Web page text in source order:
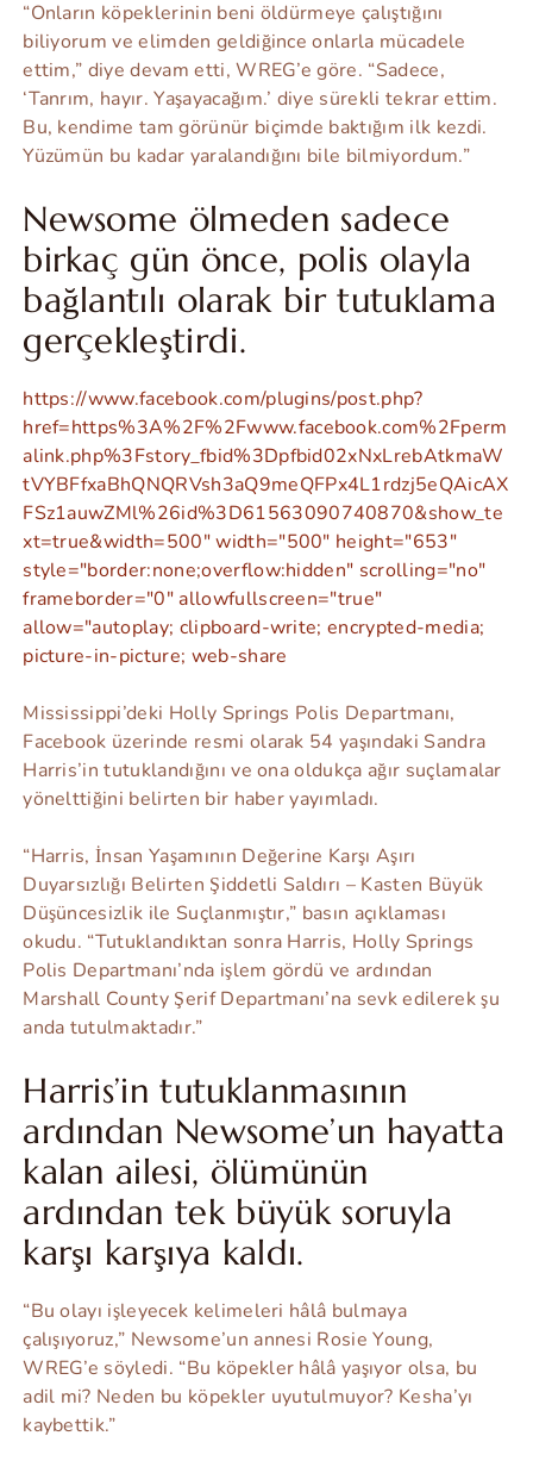
“Onların köpeklerinin beni öldürmeye çalıştığını
biliyorum ve elimden geldiğince onlarla mücadele
ettim,” diye devam etti, WREG’e göre. “Sadece,
‘Tanrım, hayır. Yaşayacağım.’ diye sürekli tekrar ettim.
Bu, kendime tam görünür biçimde baktığım ilk kezdi.
Yüzümün bu kadar yaralandığını bile bilmiyordum.”
Newsome ölmeden sadece
birkaç gün önce, polis olayla
bağlantılı olarak bir tutuklama
gerçekleştirdi.
https://www.facebook.com/plugins/post.php?
href=https%3A%2F%2Fwww.facebook.com%2Fperm
alink.php%3Fstory_fbid%3Dpfbid02xNxLrebAtkmaW
tVYBFfxaBhQNQRVsh3aQ9meQFPx4L1rdzj5eQAicAX
FSz1auwZMl%26id%3D61563090740870&show_te
xt=true&width=500" width="500" height="653"
style="border:none;overflow:hidden" scrolling="no"
frameborder="0" allowfullscreen="true"
allow="autoplay; clipboard-write; encrypted-media;
picture-in-picture; web-share
Mississippi’deki Holly Springs Polis Departmanı,
Facebook üzerinde resmi olarak 54 yaşındaki Sandra
Harris’in tutuklandığını ve ona oldukça ağır suçlamalar
yönelttiğini belirten bir haber yayımladı.
“Harris, İnsan Yaşamının Değerine Karşı Aşırı
Duyarsızlığı Belirten Şiddetli Saldırı – Kasten Büyük
Düşüncesizlik ile Suçlanmıştır,” basın açıklaması
okudu. “Tutuklandıktan sonra Harris, Holly Springs
Polis Departmanı’nda işlem gördü ve ardından
Marshall County Şerif Departmanı’na sevk edilerek şu
anda tutulmaktadır.”
Harris’in tutuklanmasının
ardından Newsome’un hayatta
kalan ailesi, ölümünün
ardından tek büyük soruyla
karşı karşıya kaldı.
“Bu olayı işleyecek kelimeleri hâlâ bulmaya
çalışıyoruz,” Newsome’un annesi Rosie Young,
WREG’e söyledi. “Bu köpekler hâlâ yaşıyor olsa, bu
adil mi? Neden bu köpekler uyutulmuyor? Kesha’yı
kaybettik.”